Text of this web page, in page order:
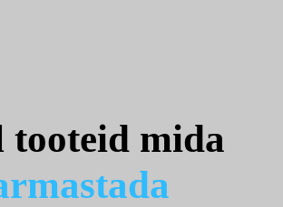
tooteid mida
rmastada